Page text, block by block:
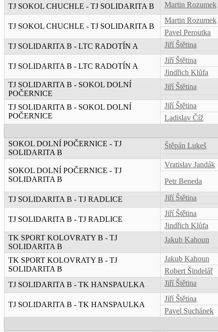
TJ SOKOL CHUCHLE - TJ SOLIDARITA B
Martin Rozumek
TJ SOKOL CHUCHLE - TJ SOLIDARITA B
Martin Rozumek
Pavel Peroutka
TJ SOLIDARITA B - LTC RADOTÍN A
Jiří Štětina
TJ SOLIDARITA B - LTC RADOTÍN A
Jiří Štětina
Jindřich Klůfa
TJ SOLIDARITA B - SOKOL DOLNÍ
POČERNICE
Jiří Štětina
TJ SOLIDARITA B - SOKOL DOLNÍ
POČERNICE
Jiří Štětina
Ladislav Číž
SOKOL DOLNÍ POČERNICE - TJ
SOLIDARITA B
Štěpán Lukeš
SOKOL DOLNÍ POČERNICE - TJ
SOLIDARITA B
Vratislav Jandák
Petr Beneda
TJ SOLIDARITA B - TJ RADLICE Jiří Štětina
TJ SOLIDARITA B - TJ RADLICE
Jiří Štětina
Jindřich Klůfa
TK SPORT KOLOVRATY B - TJ
SOLIDARITA B
Jakub Kahoun
TK SPORT KOLOVRATY B - TJ
SOLIDARITA B
Jakub Kahoun
Robert Šindelář
TJ SOLIDARITA B - TK HANSPAULKA
Jiří Štětina
TJ SOLIDARITA B - TK HANSPAULKA
Jiří Štětina
Pavel Suchánek